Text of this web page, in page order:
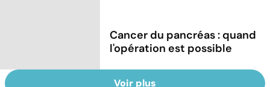
Cancer du pancréas : quand
l'opération est possible
Voir plus